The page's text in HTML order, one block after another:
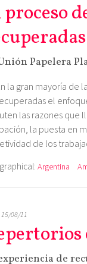
proceso
Papelera
la gran mayoría de
el
las razones que
la puesta en
de los
Argentina
15/08/11
de